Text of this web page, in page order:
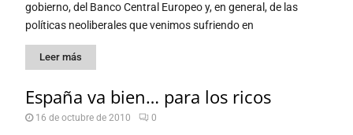
gobierno, del Banco Central Europeo y, en general, de las
políticas neoliberales que venimos sufriendo en
Leer más
España va bien… para los ricos
16 de octubre de 2010 0